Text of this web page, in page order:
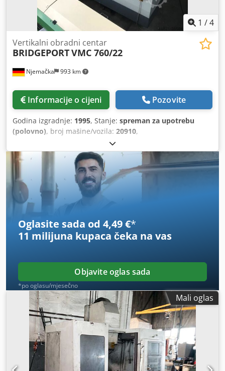
1 /4
Njemačka 993 km
Vertikalni obradni centar
BRIDGEPORTVMC 760/22
Informacije o cijeni Pozovite
Godina izgradnje: 1995, Stanje: spreman za upotrebu
(polovno), broj mašine/vozila: 20910,
Oglasite sada od 4,49 €*
11 milijuna kupaca čeka na vas
Objavite oglas sada
*po oglasu/mjesečno
Mali oglas